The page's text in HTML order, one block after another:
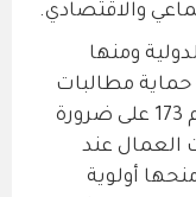
والاقتصادي.
ومنها
رقم 95 واتفاقية حماية مطالبات
العمال عند إعسار صاحب العمل رقم 173 على ضرورة
العمال عند
أولوية